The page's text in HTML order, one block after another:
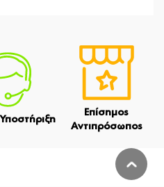
Επίσημος
Αντιπρόσωπος